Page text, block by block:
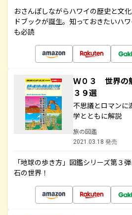
おさんぽしながらハワイの歴史と文
ドブックが誕生。知っておきたいハ
も必読
Ｗ０３ 世界の
３９選
不思議とロマンに
学とともに解説
旅の図鑑
2021.03.18 発売
「地球の歩き方」図鑑シリーズ第３
石の世界！